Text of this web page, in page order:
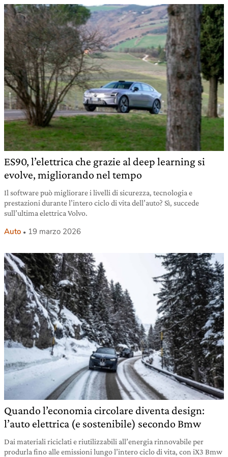
ES90, l’elettrica che grazie al deep learning si
evolve, migliorando nel tempo
Il software può migliorare i livelli di sicurezza, tecnologia e
prestazioni durante l’intero ciclo di vita dell’auto? Sì, succede
sull’ultima elettrica Volvo.
Auto 19 marzo 2026
Quando l’economia circolare diventa design:
l’auto elettrica (e sostenibile) secondo Bmw
Dai materiali riciclati e riutilizzabili all’energia rinnovabile per
produrla fino alle emissioni lungo l’intero ciclo di vita, con iX3 Bmw